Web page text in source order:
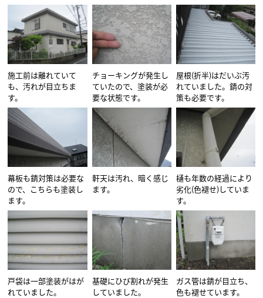
施工前は離れていて
も、汚れが目立ちま
す。
チョーキングが発生し
ていたので、塗装が必
要な状態です。
屋根(折半)はだいぶ汚
れていました。錆の対
策も必要です。
幕板も錆対策は必要な
ので、こちらも塗装し
ます。
軒天は汚れ、暗く感じ
ます。
樋も年数の経過により
劣化(色褪せ)していま
す。
戸袋は一部塗装がはが
れていました。
基礎にひび割れが発生
していました。
ガス管は錆が目立ち、
色も褪せています。